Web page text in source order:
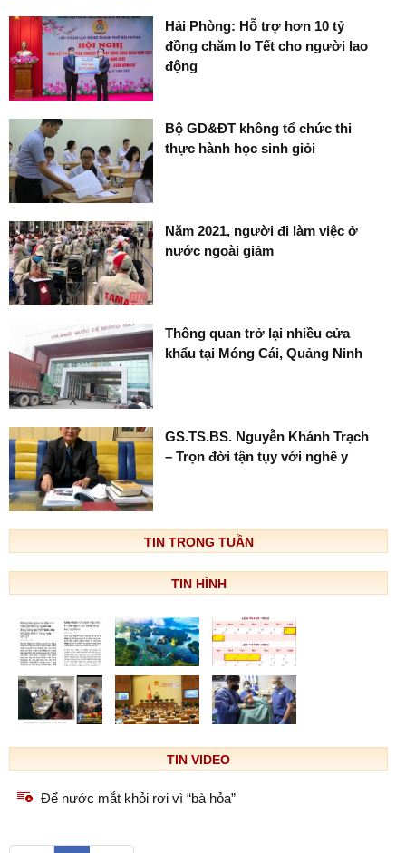
Hải Phòng: Hỗ trợ hơn 10 tỷ
đồng chăm lo Tết cho người lao
động
Bộ GD&ĐT không tổ chức thi
thực hành học sinh giỏi
Năm 2021, người đi làm việc ở
nước ngoài giảm
Thông quan trở lại nhiều cửa
khẩu tại Móng Cái, Quảng Ninh
GS.TS.BS. Nguyễn Khánh Trạch
– Trọn đời tận tụy với nghề y
TIN TRONG TUẦN
TIN HÌNH
TIN VIDEO
Để nước mắt khỏi rơi vì “bà hỏa”